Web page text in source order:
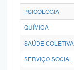
PSICOLOGIA
QUÍMICA
SAÚDE COLETIVA
SERVIÇO SOCIAL